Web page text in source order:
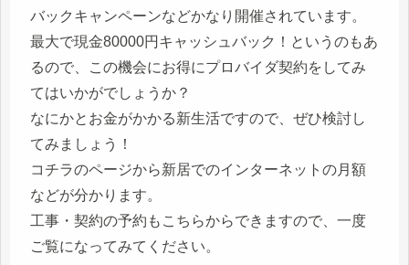
バックキャンペーンなどかなり開催されています。
最大で現金80000円キャッシュバック！というのもあ
るので、この機会にお得にプロバイダ契約をしてみ
てはいかがでしょうか？
なにかとお金がかかる新生活ですので、ぜひ検討し
てみましょう！
コチラのページから新居でのインターネットの月額
などが分かります。
工事・契約の予約もこちらからできますので、一度
ご覧になってみてください。